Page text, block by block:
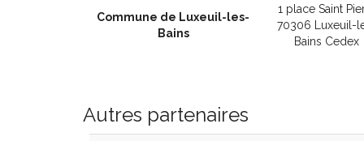
Commune de Luxeuil-les-
Bains
1 place Saint
70306 Luxeuil-
Bains Cedex
Autres partenaires